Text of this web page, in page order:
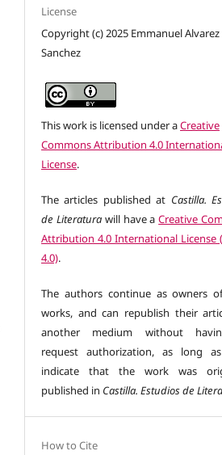
License
Copyright (c) 2025 Emmanuel Alvarez
Sanchez
This work is licensed under aCreative
Commons Attribution 4.0
License.
The articles published at Castilla.
de Literaturawill have aCreative
Attribution 4.0 International License
4.0).
The authors continue as owners
works, and can republish their
another medium without
request authorization, as long
indicate that the work was
published in Castilla. Estudios de
How to Cite